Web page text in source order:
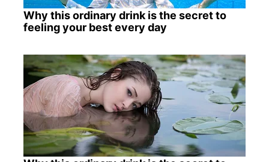
Why this ordinary drink is the secret to
feeling your best every day